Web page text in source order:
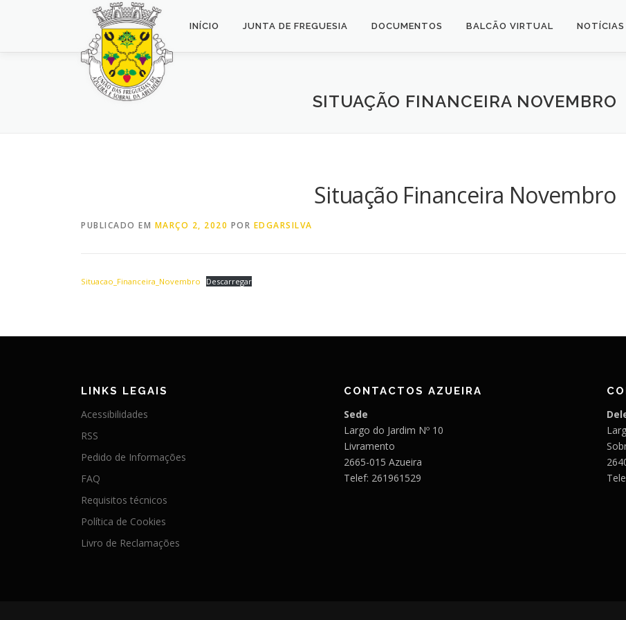
INÍCIO JUNTA DE FREGUESIA DOCUMENTOS BALCÃO VIRTUAL NOTÍCIAS
SITUAÇÃO FINANCEIRA NOVEMBRO
Situação Financeira Novembro
PUBLICADO EM MARÇO 2, 2020 POR EDGARSILVA
Situacao_Financeira_Novembro Descarregar
LINKS LEGAIS
Acessibilidades
RSS
Pedido de Informações
FAQ
Requisitos técnicos
Política de Cookies
Livro de Reclamações
CONTACTOS AZUEIRA
Sede
Largo do Jardim Nº 10
Livramento
2665-015 Azueira
Telef: 261961529